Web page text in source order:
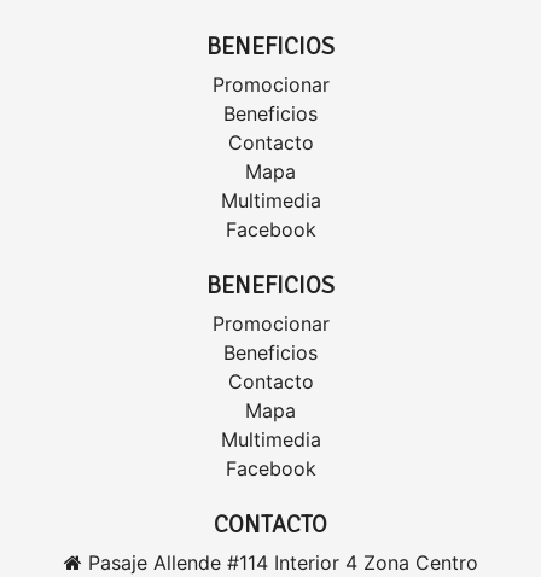
BENEFICIOS
Promocionar
Beneficios
Contacto
Mapa
Multimedia
Facebook
BENEFICIOS
Promocionar
Beneficios
Contacto
Mapa
Multimedia
Facebook
CONTACTO
Pasaje Allende #114 Interior 4 Zona Centro